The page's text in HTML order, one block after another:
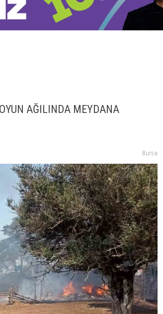
AĞILINDA MEYDANA
Bursa